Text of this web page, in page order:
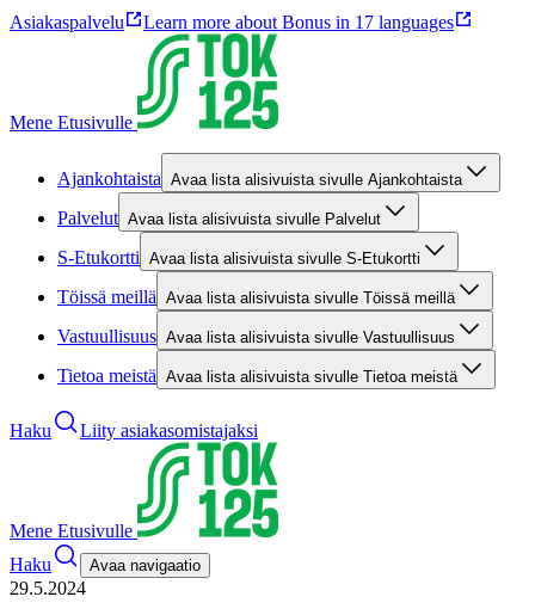
Asiakaspalvelu Learn more about Bonus in 17 languages
Mene Etusivulle
Ajankohtaista Avaa lista alisivuista sivulle Ajankohtaista
Palvelut Avaa lista alisivuista sivulle Palvelut
S-Etukortti Avaa lista alisivuista sivulle S-Etukortti
Töissä meillä Avaa lista alisivuista sivulle Töissä meillä
Vastuullisuus Avaa lista alisivuista sivulle Vastuullisuus
Tietoa meistä Avaa lista alisivuista sivulle Tietoa meistä
Haku Liity asiakasomistajaksi
Mene Etusivulle
Haku
Avaa navigaatio
29.5.2024